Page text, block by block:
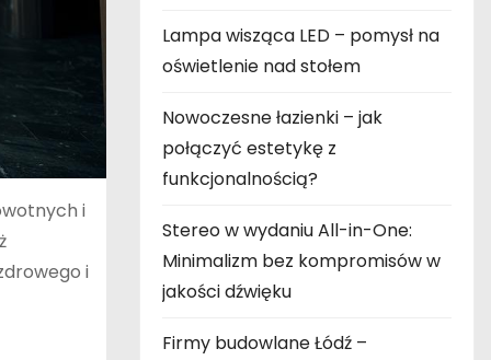
i
i
Lampa wisząca LED – pomysł na
oświetlenie nad stołem
Nowoczesne łazienki – jak
połączyć estetykę z
funkcjonalnością?
Stereo w wydaniu All-in-One:
Minimalizm bez kompromisów w
jakości dźwięku
Firmy budowlane Łódź –